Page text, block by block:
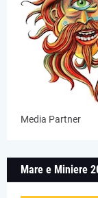
Media Partner
Mare e Miniere